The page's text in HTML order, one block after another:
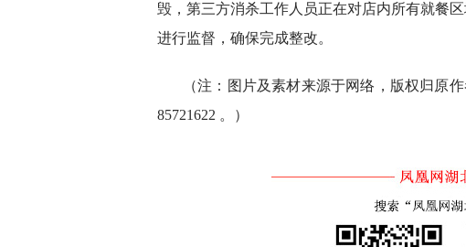
毁，第三方消杀工作人员正在对店内所有就餐
进行监督，确保完成整改。
（注：图片及素材来源于网络，版权归原
85721622 。）